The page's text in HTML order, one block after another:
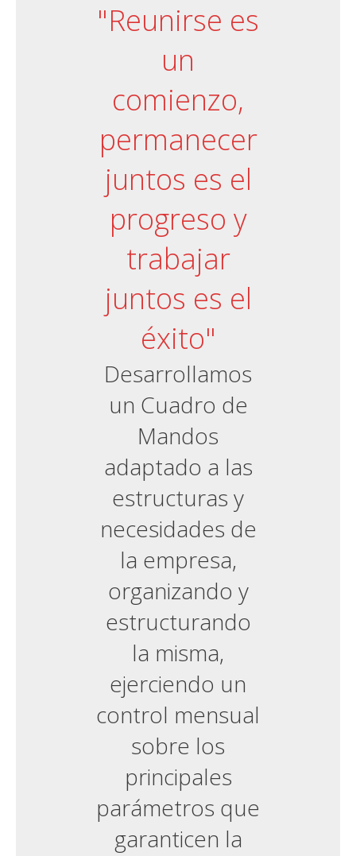
"Reunirse es
un
comienzo,
permanecer
juntos es el
progreso y
trabajar
juntos es el
éxito"
Desarrollamos
un Cuadro de
Mandos
adaptado a las
estructuras y
necesidades de
la empresa,
organizando y
estructurando
la misma,
ejerciendo un
control mensual
sobre los
principales
parámetros que
garanticen la